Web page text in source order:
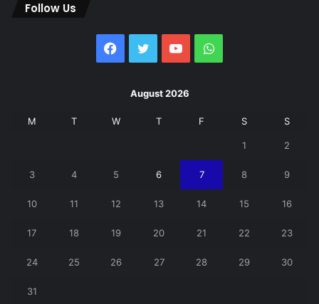
Follow Us
Facebook
Twitter YouTubeWhatsApp
August 2026
M T W T F S S
1 2
3 4 5 6 7 8 9
10 11 12 13 14 15 16
17 18 19 20 21 22 23
24 25 26 27 28 29 30
31